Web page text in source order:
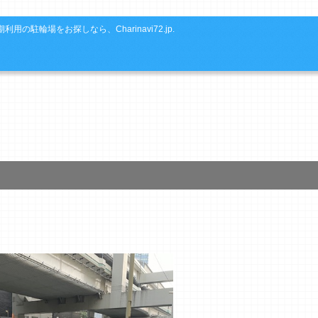
利用の駐輪場をお探しなら、Charinavi72.jp.